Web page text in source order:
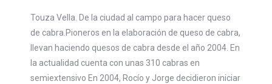
Touza Vella. De la ciudad al campo para hacer queso
de cabra.Pioneros en la elaboración de queso de cabra,
llevan haciendo quesos de cabra desde el año 2004. En
la actualidad cuenta con unas 310 cabras en
semiextensivo En 2004, Rocío y Jorge decidieron iniciar